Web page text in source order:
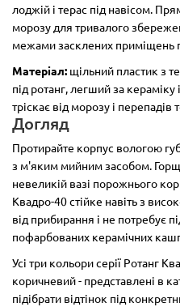
лоджій і терас під навісом.
морозу для тривалого
межами засклених приміщень
Матеріал: щільний пластик з
під ротанг, легший за кераміку
тріскає від морозу і перепадів
Догляд
Протирайте корпус вологою
з м'яким мийним засобом.
невеликій вазі порожнього
Квадро-40 стійке навіть з
від прибирання і не потребує
пофарбованих керамічних
Усі три кольори серії Ротанг
коричневий - представлені в
підібрати відтінок під